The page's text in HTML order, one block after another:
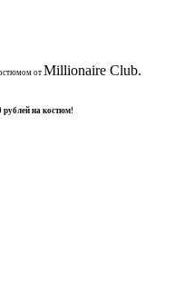
от Millionaire Сlub.
рублей на костюм!